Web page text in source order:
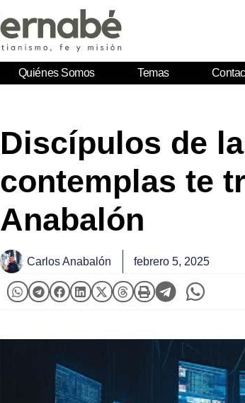
Quiénes Somos Temas
Discípulos de
contemplas te
Anabalón
Carlos Anabalón febrero 5, 2025